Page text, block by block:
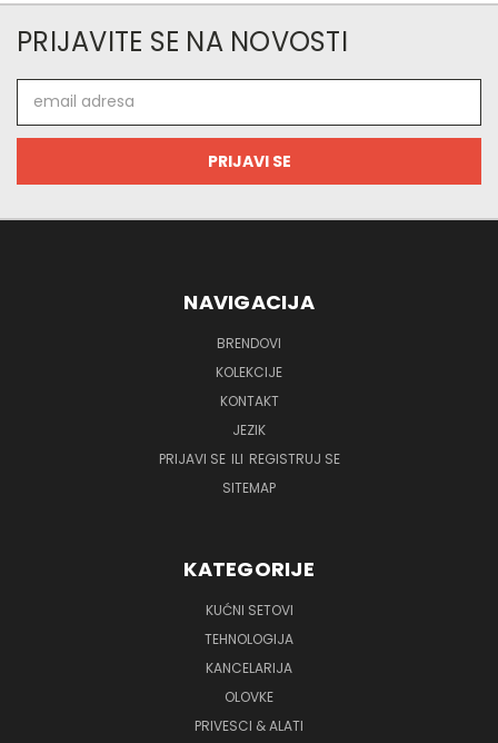
PRIJAVITE SE NA NOVOSTI
adresa
NAVIGACIJA
BRENDOVI
KOLEKCIJE
KONTAKT
JEZIK
PRIJAVI SE ILI REGISTRUJ SE
SITEMAP
KATEGORIJE
KUĆNI SETOVI
TEHNOLOGIJA
KANCELARIJA
OLOVKE
PRIVESCI & ALATI